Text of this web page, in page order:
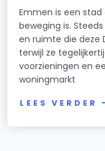
Emmen is een
beweging is.
en ruimte die deze
terwijl ze
voorzieningen en
woningmarkt
LEES VERDER